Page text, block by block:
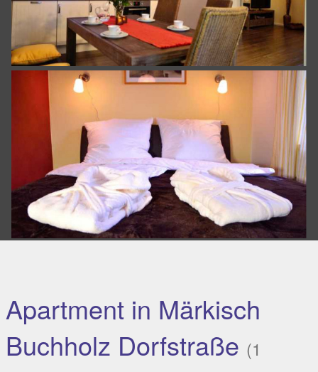
Apartment in Märkisch
Buchholz Dorfstraße (1